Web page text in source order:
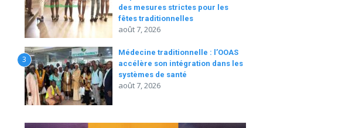
des mesures strictes pour les
fêtes traditionnelles
août 7, 2026
3
Médecine traditionnelle : l’OOAS
accélère son intégration dans les
systèmes de santé
août 7, 2026